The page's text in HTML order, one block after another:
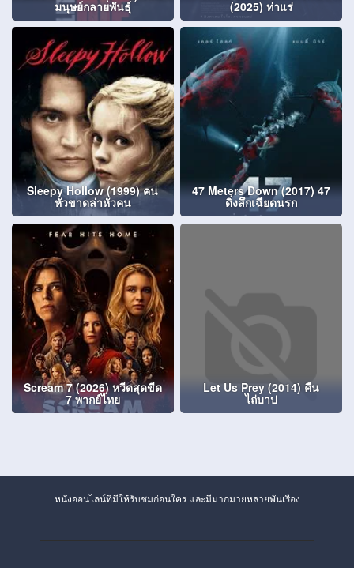
มนุษย์กลายพันธุ์ (2025) ท่าแร่
Sleepy Hollow (1999) คน
หัวขาดล่าหัวคน
47 Meters Down (2017) 47
ดิ่งลึกเฉียดนรก
Scream 7 (2026) หวีดสุดขีด
7 พากย์ไทย
Let Us Prey (2014) คืน
ไถ่บาป
หนังออนไลน์ที่มีให้รับชมก่อนใคร และมีมากมายหลายพันเรื่อง